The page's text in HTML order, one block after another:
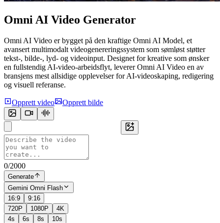
Omni AI Video Generator
Omni AI Video er bygget på den kraftige Omni AI Model, et
avansert multimodalt videogenereringssystem som sømløst støtter
tekst-, bilde-, lyd- og videoinput. Designet for kreative som ønsker
en fullstendig AI-video-arbeidsflyt, leverer Omni AI Video en av
bransjens mest allsidige opplevelser for AI-videoskaping, redigering
og visuell referanse.
Opprett video Opprett bilde
0/2000
Generate
Gemini Omni Flash
16:9
9:16
720P
1080P
4K
4s
6s 8s 10s